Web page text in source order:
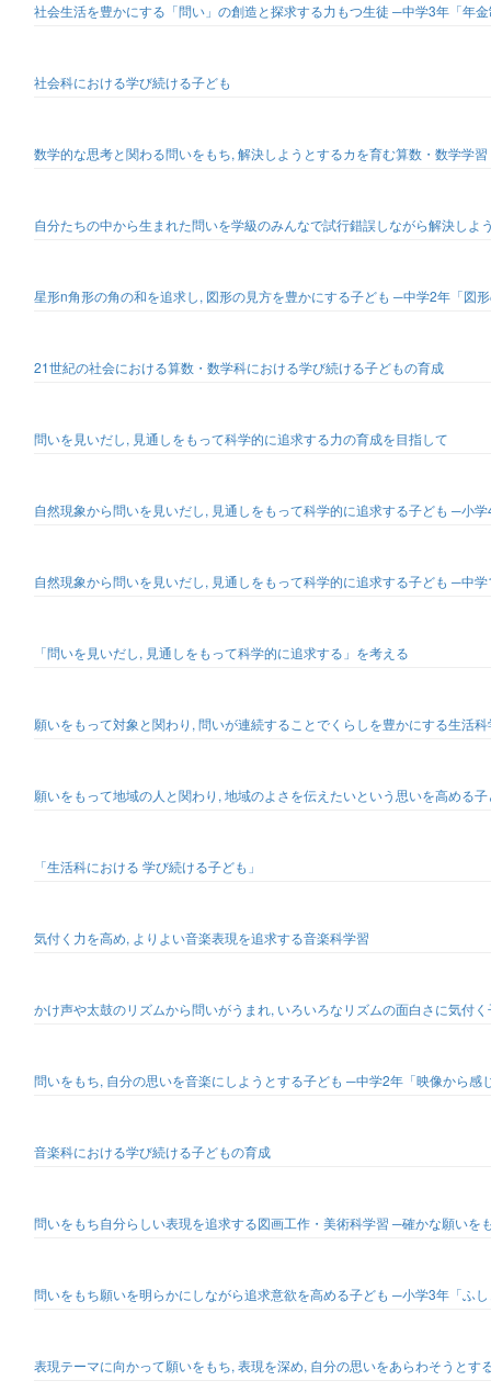
社会生活を豊かにする「問い」の創造と探求する力もつ生徒 ─中学3年「年
社会科における学び続ける子ども
数学的な思考と関わる問いをもち, 解決しようとするカを育む算数・数学学習
自分たちの中から生まれた問いを学級のみんなで試行錯誤しながら解決し
星形n角形の角の和を追求し, 図形の見方を豊かにする子ども ─中学2年「図
21世紀の社会における算数・数学科における学び続ける子どもの育成
問いを見いだし, 見通しをもって科学的に追求する力の育成を目指して
自然現象から問いを見いだし, 見通しをもって科学的に追求する子ども ─小
自然現象から問いを見いだし, 見通しをもって科学的に追求する子ども ─中
「問いを見いだし, 見通しをもって科学的に追求する」を考える
願いをもって対象と関わり, 問いが連続することでくらしを豊かにする生活
願いをもって地域の人と関わり, 地域のよさを伝えたいという思いを高める
「生活科における 学び続ける子ども」
気付く力を高め, よりよい音楽表現を追求する音楽科学習
かけ声や太鼓のリズムから問いがうまれ, いろいろなリズムの面白さに気付
問いをもち, 自分の思いを音楽にしようとする子ども ─中学2年「映像から
音楽科における学び続ける子どもの育成
問いをもち自分らしい表現を追求する図画工作・美術科学習 ─確かな願いを
問いをもち願いを明らかにしながら追求意欲を高める子ども ─小学3年「ふ
表現テーマに向かって願いをもち, 表現を深め, 自分の思いをあらわそうと